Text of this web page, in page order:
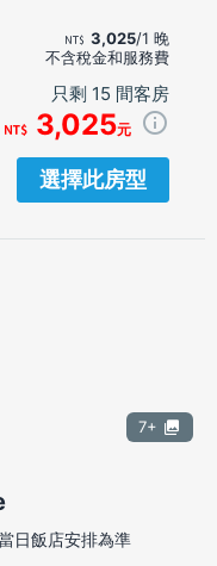
3,025/1 晚
不含稅金和服務費
只剩 15 間客房
3,025元
選擇此房型
7+
日飯店安排為準